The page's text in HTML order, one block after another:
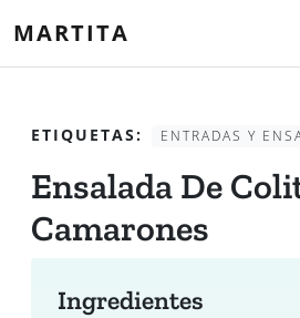
MARTITA
ETIQUETAS: ENTRADAS Y
Ensalada De
Camarones
Ingredientes